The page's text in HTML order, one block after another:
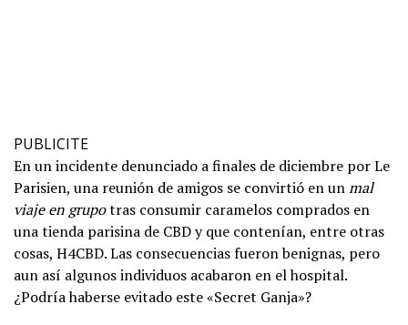
PUBLICITE
En un incidente denunciado a finales de diciembre por Le
Parisien, una reunión de amigos se convirtió en unmal
viaje en grupotras consumir caramelos comprados en
una tienda parisina de CBD y que contenían, entre otras
cosas, H4CBD. Las consecuencias fueron benignas, pero
aun así algunos individuos acabaron en el hospital.
¿Podría haberse evitado este «Secret Ganja»?